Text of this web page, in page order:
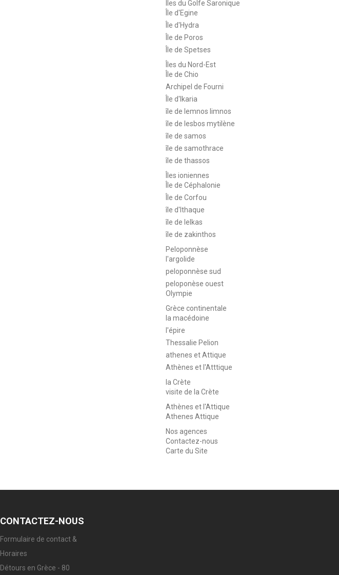
Îles du Golfe Saronique
Île d'Egine
Île d'Hydra
Île de Poros
Île de Spetses
Îles du Nord-Est
Île de Chio
Archipel de Fourni
Île d'Ikaria
île de lemnos limnos
île de lesbos mytilène
île de samos
île de samothrace
île de thassos
Îles ioniennes
Île de Céphalonie
Île de Corfou
île d'Ithaque
île de lelkas
île de zakinthos
Peloponnèse
l'argolide
peloponnèse sud
peloponèse ouest
Olympie
Grèce continentale
la macédoine
l'épire
Thessalie Pelion
athenes et Attique
Athènes et l'Atttique
la Crète
visite de la Crète
Athènes et l'Attique
Athenes Attique
Nos agences
Contactez-nous
Carte du Site
CONTACTEZ-NOUS
Formulaire de contact &
Horaires
Détours en Grèce - 80